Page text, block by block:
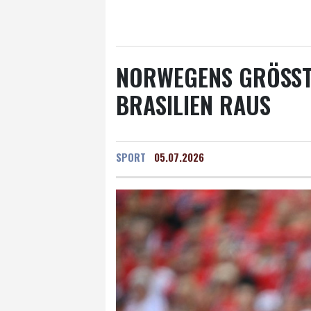
NORWEGENS
RASILIEN RAUS
SPORT 05.07.2026